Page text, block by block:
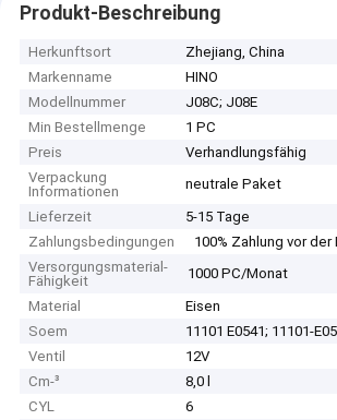
Produkt-Beschreibung
Herkunftsort
Zhejiang, China
Markenname
HINO
Modellnummer
J08C; J08E
Min Bestellmenge
1 PC
Preis
Verhandlungsfähig
Verpackung
Informationen
neutrale Paket
Lieferzeit
5-15 Tage
Zahlungsbedingungen
100% Zahlung vor
Versorgungsmaterial-
Fähigkeit
1000 PC/Monat
Material
Eisen
Soem
11101 E0541; 11101-
Ventil
12V
Cm-³
8,0 l
CYL
6